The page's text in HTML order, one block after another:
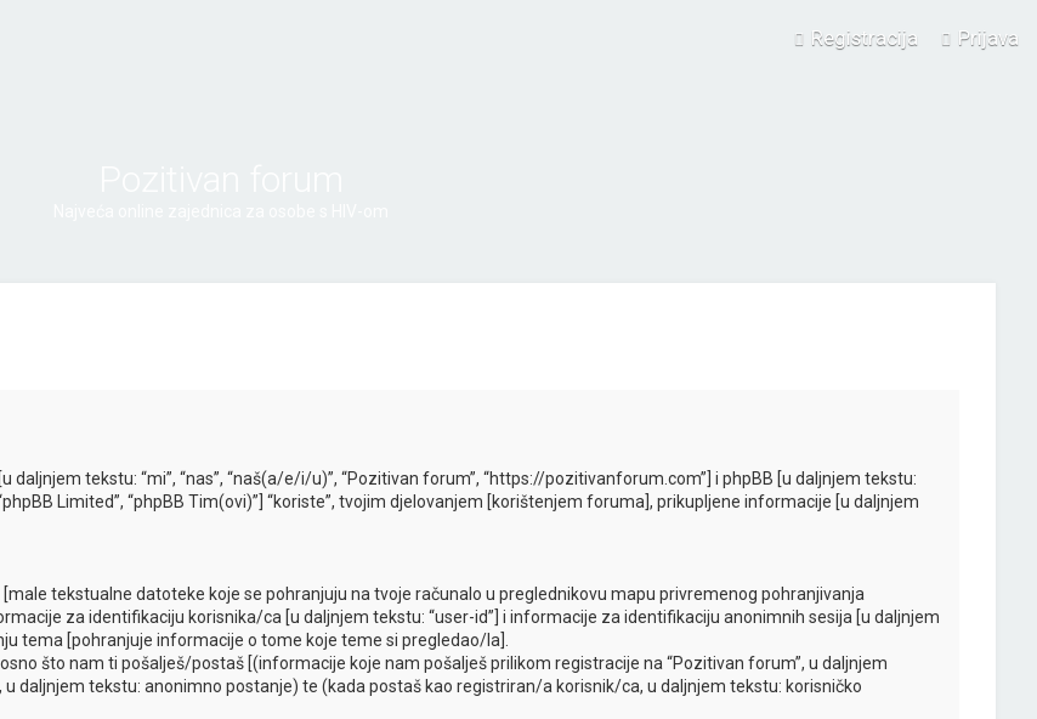
Prijava
Registracija
daljnjem tekstu: “mi”, “nas”, “naš(a/e/i/u)”, “Pozitivan forum”, “https://pozitivanforum.com”] i phpBB [u daljnjem tekstu:
Limited”, “phpBB Tim(ovi)”] “koriste”, tvojim djelovanjem [korištenjem foruma], prikupljene informacije [u daljnjem
tekstualne datoteke koje se pohranjuju na tvoje računalo u preglednikovu mapu privremenog pohranjivanja
za identifikaciju korisnika/ca [u daljnjem tekstu: “user-id”] i informacije za identifikaciju anonimnih sesija [u daljnjem
tema [pohranjuje informacije o tome koje teme si pregledao/la].
što nam ti pošalješ/postaš [(informacije koje nam pošalješ prilikom registracije na “Pozitivan forum”, u daljnjem
daljnjem tekstu: anonimno postanje) te (kada postaš kao registriran/a korisnik/ca, u daljnjem tekstu: korisničko